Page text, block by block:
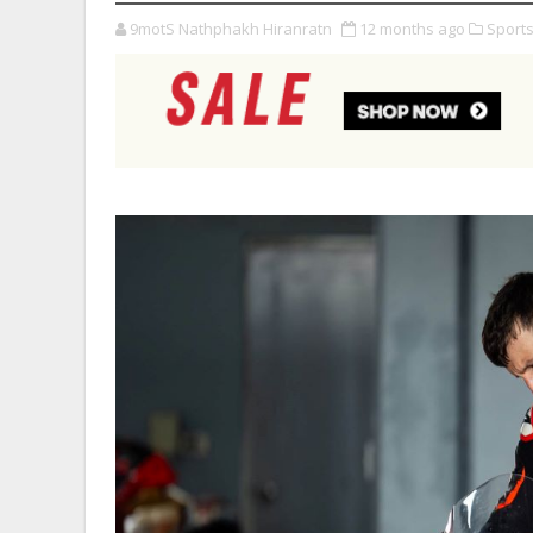
9motS Nathphakh Hiranratn 12 months ago